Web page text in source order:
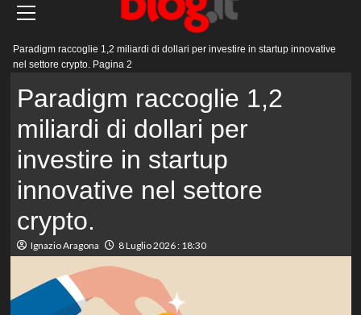
principale
Paradigm raccoglie 1,2 miliardi di dollari per investire in startup innovative
nel settore crypto. Pagina 2
Paradigm raccoglie 1,2
miliardi di dollari per
investire in startup
innovative nel settore
crypto.
Ignazio Aragona 8 Luglio 2026 : 18:30